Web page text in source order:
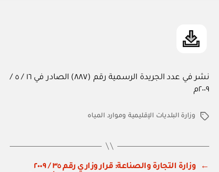
نشر في عدد الجريدة الرسمية رقم (٨٨٧) الصادر في ١٦ / ٥ /
٢٠٠٩م
الوسوموزارة البلديات الإقليمية وموارد المياه
←
وزارة التجارة والصناعة: قرار وزاري رقم ٣٥ / ٢٠٠٩